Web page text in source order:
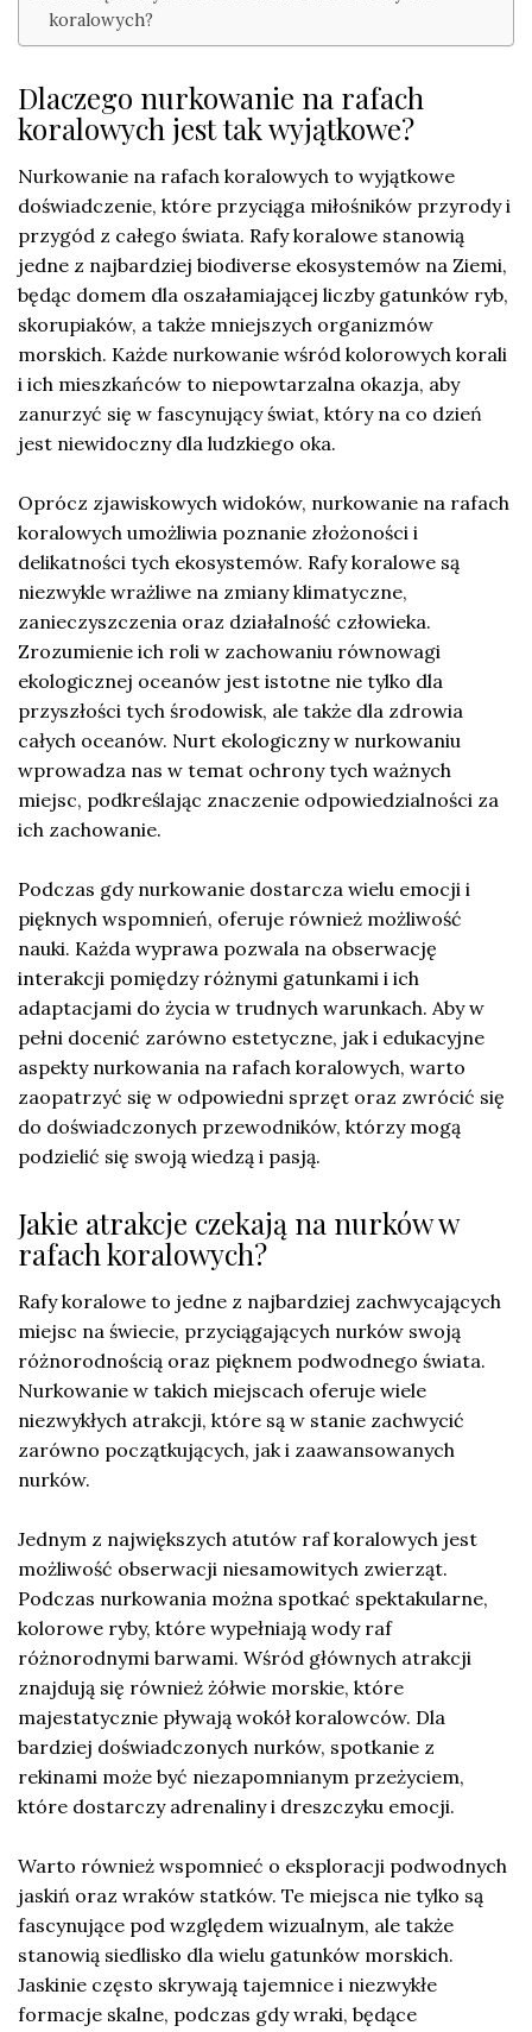
koralowych?
Dlaczego nurkowanie na rafach
koralowych jest tak wyjątkowe?
Nurkowanie na rafach koralowych to wyjątkowe
doświadczenie, które przyciąga miłośników przyrody i
przygód z całego świata. Rafy koralowe stanowią
jedne z najbardziej biodiverse ekosystemów na Ziemi,
będąc domem dla oszałamiającej liczby gatunków ryb,
skorupiaków, a także mniejszych organizmów
morskich. Każde nurkowanie wśród kolorowych korali
i ich mieszkańców to niepowtarzalna okazja, aby
zanurzyć się w fascynujący świat, który na co dzień
jest niewidoczny dla ludzkiego oka.
Oprócz zjawiskowych widoków, nurkowanie na rafach
koralowych umożliwia poznanie złożoności i
delikatności tych ekosystemów. Rafy koralowe są
niezwykle wrażliwe na zmiany klimatyczne,
zanieczyszczenia oraz działalność człowieka.
Zrozumienie ich roli w zachowaniu równowagi
ekologicznej oceanów jest istotne nie tylko dla
przyszłości tych środowisk, ale także dla zdrowia
całych oceanów. Nurt ekologiczny w nurkowaniu
wprowadza nas w temat ochrony tych ważnych
miejsc, podkreślając znaczenie odpowiedzialności za
ich zachowanie.
Podczas gdy nurkowanie dostarcza wielu emocji i
pięknych wspomnień, oferuje również możliwość
nauki. Każda wyprawa pozwala na obserwację
interakcji pomiędzy różnymi gatunkami i ich
adaptacjami do życia w trudnych warunkach. Aby w
pełni docenić zarówno estetyczne, jak i edukacyjne
aspekty nurkowania na rafach koralowych, warto
zaopatrzyć się w odpowiedni sprzęt oraz zwrócić się
do doświadczonych przewodników, którzy mogą
podzielić się swoją wiedzą i pasją.
Jakie atrakcje czekają na nurków w
rafach koralowych?
Rafy koralowe to jedne z najbardziej zachwycających
miejsc na świecie, przyciągających nurków swoją
różnorodnością oraz pięknem podwodnego świata.
Nurkowanie w takich miejscach oferuje wiele
niezwykłych atrakcji, które są w stanie zachwycić
zarówno początkujących, jak i zaawansowanych
nurków.
Jednym z największych atutów raf koralowych jest
możliwość obserwacji niesamowitych zwierząt.
Podczas nurkowania można spotkać spektakularne,
kolorowe ryby, które wypełniają wody raf
różnorodnymi barwami. Wśród głównych atrakcji
znajdują się również żółwie morskie, które
majestatycznie pływają wokół koralowców. Dla
bardziej doświadczonych nurków, spotkanie z
rekinami może być niezapomnianym przeżyciem,
które dostarczy adrenaliny i dreszczyku emocji.
Warto również wspomnieć o eksploracji podwodnych
jaskiń oraz wraków statków. Te miejsca nie tylko są
fascynujące pod względem wizualnym, ale także
stanowią siedlisko dla wielu gatunków morskich.
Jaskinie często skrywają tajemnice i niezwykłe
formacje skalne, podczas gdy wraki, będące